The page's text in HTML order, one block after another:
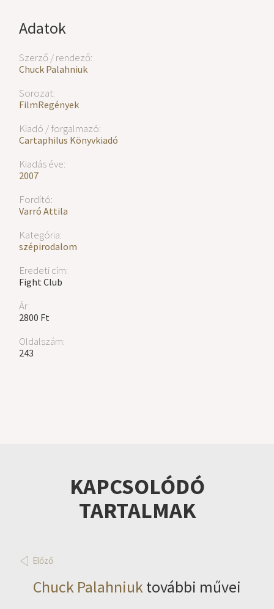
Adatok
Szerző / rendező:
Chuck Palahniuk
Sorozat:
FilmRegények
Kiadó / forgalmazó:
Cartaphilus Könyvkiadó
Kiadás éve:
2007
Fordító:
Varró Attila
Kategória:
szépirodalom
Eredeti cím:
Fight Club
Ár:
2800 Ft
Oldalszám:
243
KAPCSOLÓDÓ
TARTALMAK
Előző
Chuck Palahniuktovábbi művei